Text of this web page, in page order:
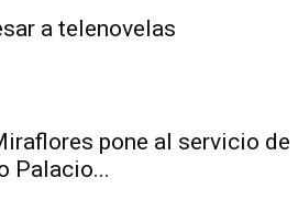
a telenovelas
pone al servicio de
Palacio...